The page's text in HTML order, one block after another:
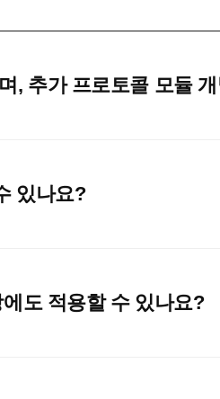
, 추가 프로토콜 모듈
있나요?
도 적용할 수 있나요?